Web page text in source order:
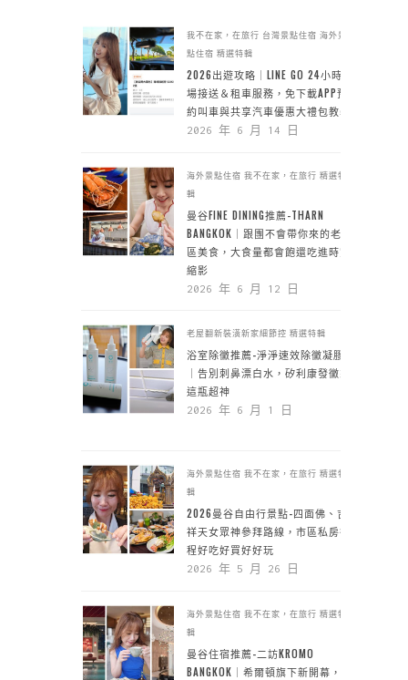
我不在家，在旅行 台灣景點住宿 海外景
點住宿 精選特輯
2026出遊攻略｜LINE GO 24小時機
場接送＆租車服務，免下載APP預
約叫車與共享汽車優惠大禮包教學
2026 年 6 月 14 日
海外景點住宿 我不在家，在旅行 精選特
輯
曼谷FINE DINING推薦-THARN
BANGKOK｜跟團不會帶你來的老城
區美食，大食量都會飽還吃進時空
縮影
2026 年 6 月 12 日
老屋翻新裝潢新家細節控 精選特輯
浴室除黴推薦-淨淨速效除黴凝膠
｜告別刺鼻漂白水，矽利康發黴靠
這瓶超神
2026 年 6 月 1 日
海外景點住宿 我不在家，在旅行 精選特
輯
2026曼谷自由行景點-四面佛、吉
祥天女眾神參拜路線，市區私房行
程好吃好買好好玩
2026 年 5 月 26 日
海外景點住宿 我不在家，在旅行 精選特
輯
曼谷住宿推薦-二訪KROMO
BANGKOK｜希爾頓旗下新開幕，一